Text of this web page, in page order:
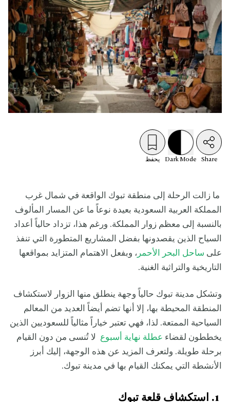
Share
Dark Mode يحفظ
ما زالت الرحلة إلى منطقة تبوك الواقعة في شمال غرب
المملكة العربية السعودية بعيدة نوعاً ما عن المسار المألوف
بالنسبة إلى معظم زوار المملكة. ورغم هذا، تزداد حالياً أعداد
السياح الذين يقصدونها بفضل المشاريع المتطورة التي تنفذ
على ساحل البحر الأحمر ، وبفعل الاهتمام المتزايد بمواقعها
التاريخية والتراثية الغنية.
وتشكل مدينة تبوك حالياً وجهة ينطلق منها الزوار لاستكشاف
المنطقة المحيطة بها، إلا أنها تضم أيضاً العديد من المعالم
السياحية الممتعة. لذا، فهي تعتبر خياراً مثالياً للسعوديين الذين
يخططون لقضاء عطلة نهاية أسبوع لا تُنسى من دون القيام
برحلة طويلة. ولتعرف المزيد عن هذه الوجهة، إليك أبرز
الأنشطة التي يمكنك القيام بها في مدينة تبوك.